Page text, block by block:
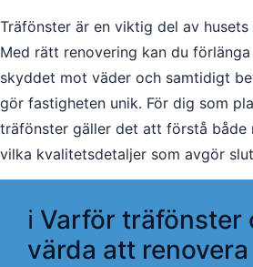
Träfönster är en viktig del av
Med rätt renovering kan du
skyddet mot väder och samtidigt
gör fastigheten unik. För dig som
träfönster gäller det att förstå både
vilka kvalitetsdetaljer som avgör
ℹ️ Varför träfönster
värda att renovera